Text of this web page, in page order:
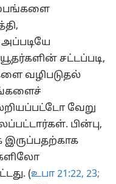
சட்டப்படி,
வழிபடுதல்
வேறு
பின்பு,
இருப்பதற்காக
(உபா 21:22, 23;